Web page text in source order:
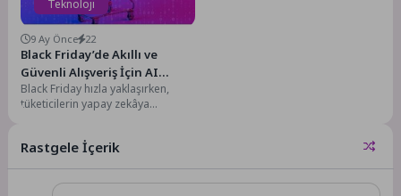
Teknoloji
9 Ay Önce 22
Black Friday’de Akıllı ve
Güvenli Alışveriş İçin AI
Rehberi
Black Friday hızla yaklaşırken,
tüketicilerin yapay zekâya
asistanlarından sanal deneme
Rastgele İçerik